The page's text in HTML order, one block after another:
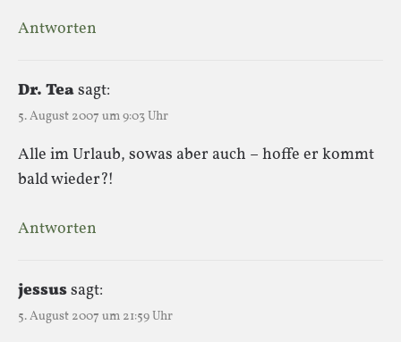
Antworten
Dr. Teasagt:
5. August 2007 um 9:03 Uhr
Alle im Urlaub, sowas aber auch – hoffe er kommt
bald wieder?!
Antworten
jessussagt:
5. August 2007 um 21:59 Uhr